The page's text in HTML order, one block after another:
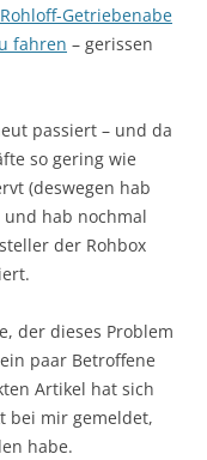
Getriebenabe
fahren – gerissen
passiert – und da
so gering wie
(deswegen hab
hab nochmal
der Rohbox
der dieses Problem
paar Betroffene
Artikel hat sich
bei mir gemeldet,
habe.